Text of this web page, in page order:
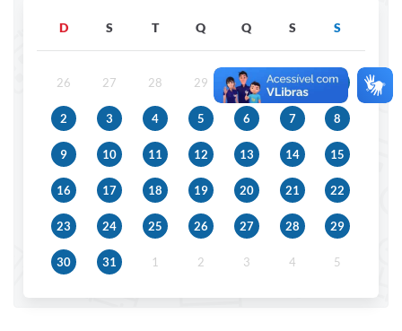
Fale Conosco
FAQ - Perguntas Frequentes
Iluminação Pública
IPTU 2025
Legislação
Lei de acesso à informação
D S T Q Q S S
26 27 28 29 30 31 1
2 3 4 5 6 7 8
9 10 11 12 13 14 15
16 17 18 19 20 21 22
23 24 25 26 27 28 29
30 31 1 2 3 4 5